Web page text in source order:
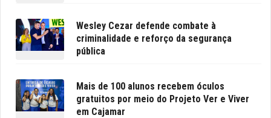
Wesley Cezar defende combate à
criminalidade e reforço da segurança
pública
Mais de 100 alunos recebem óculos
gratuitos por meio do Projeto Ver e Viver
em Cajamar